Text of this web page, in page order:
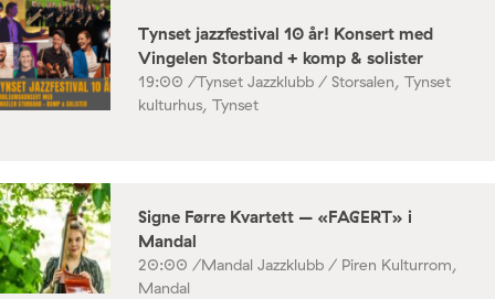
Tynset jazzfestival 10 år! Konsert med
Vingelen Storband + komp & solister
19:00 /Tynset Jazzklubb / Storsalen, Tynset
kulturhus, Tynset
Signe Førre Kvartett – «FAGERT» i
Mandal
20:00 /Mandal Jazzklubb / Piren Kulturrom,
Mandal